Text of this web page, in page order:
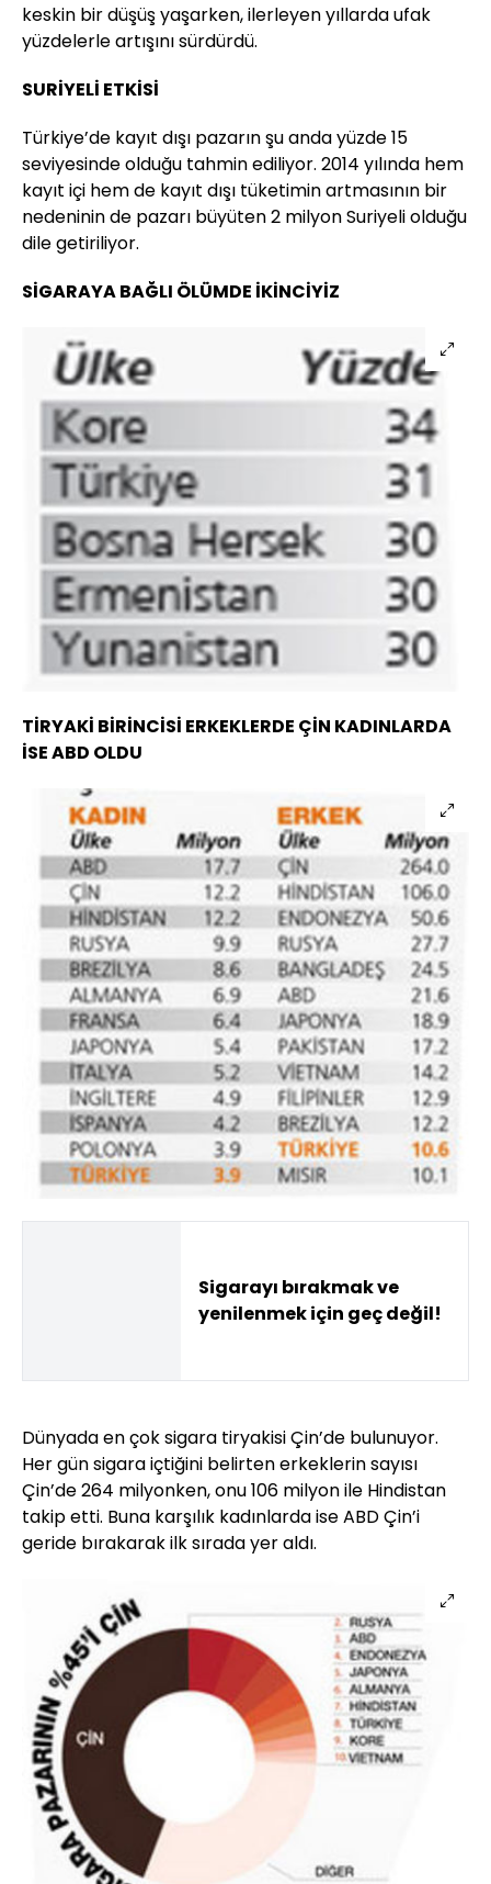
keskin bir düşüş yaşarken, ilerleyen yıllarda ufak
yüzdelerle artışını sürdürdü.
SURİYELİ ETKİSİ
Türkiye’de kayıt dışı pazarın şu anda yüzde 15
seviyesinde olduğu tahmin ediliyor. 2014 yılında hem
kayıt içi hem de kayıt dışı tüketimin artmasının bir
nedeninin de pazarı büyüten 2 milyon Suriyeli olduğu
dile getiriliyor.
SİGARAYA BAĞLI ÖLÜMDE İKİNCİYİZ
TİRYAKİ BİRİNCİSİ ERKEKLERDE ÇİN KADINLARDA
İSE ABD OLDU
Sigarayı bırakmak ve
yenilenmek için geç değil!
Dünyada en çok sigara tiryakisi Çin’de bulunuyor.
Her gün sigara içtiğini belirten erkeklerin sayısı
Çin’de 264 milyonken, onu 106 milyon ile Hindistan
takip etti. Buna karşılık kadınlarda ise ABD Çin’i
geride bırakarak ilk sırada yer aldı.